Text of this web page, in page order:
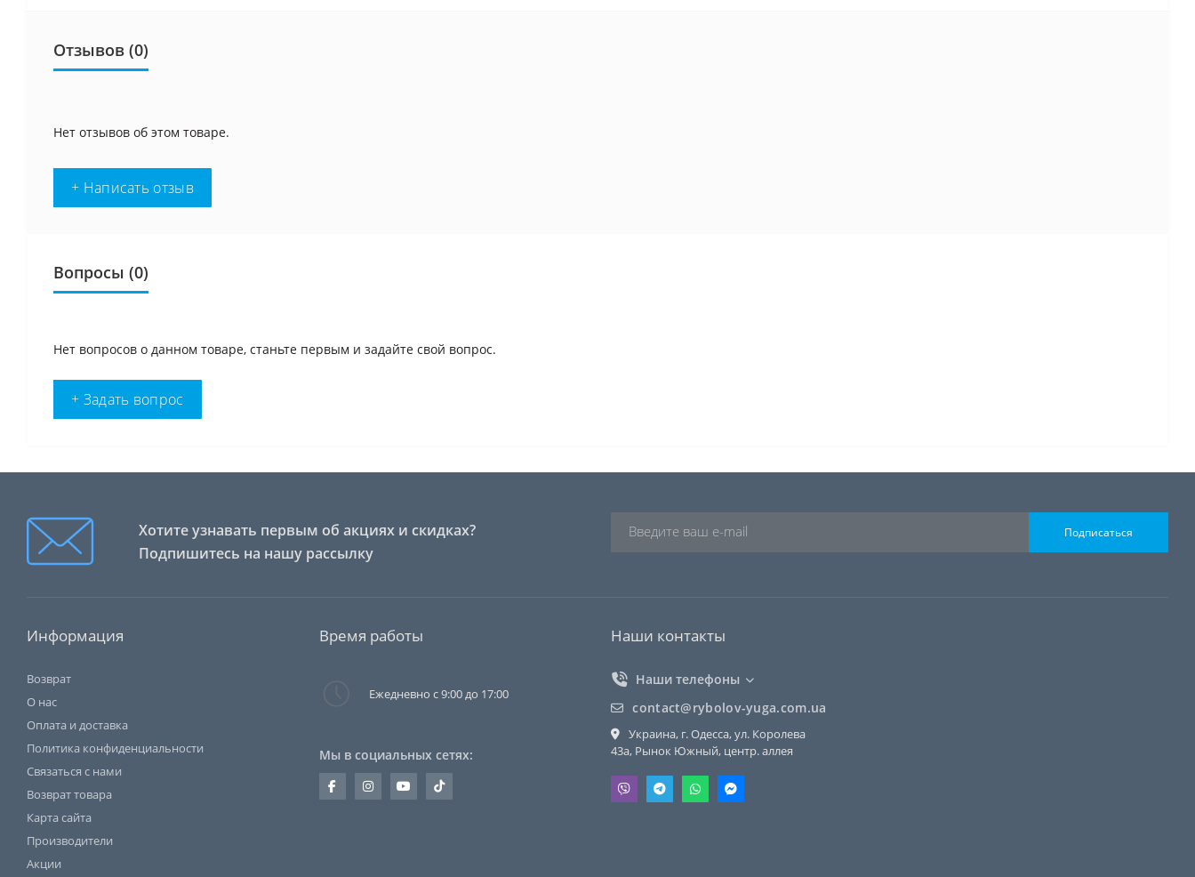
Отзывов (0)
Нет отзывов об этом товаре.
+ Написать отзыв
Вопросы (0)
Нет вопросов о данном товаре, станьте первым и задайте свой вопрос.
+ Задать вопрос
Хотите узнавать первым об акциях и скидках?
Подпишитесь на нашу рассылку
Подписаться
Информация
Возврат
О нас
Оплата и доставка
Политика конфиденциальности
Связаться с нами
Возврат товара
Карта сайта
Производители
Акции
Время работы
Ежедневно с 9:00 до 17:00
Мы в социальных сетях:
Наши контакты
Наши телефоны
contact@rybolov-yuga.com.ua
Украина, г. Одесса, ул. Королева
43a, Рынок Южный, центр. аллея